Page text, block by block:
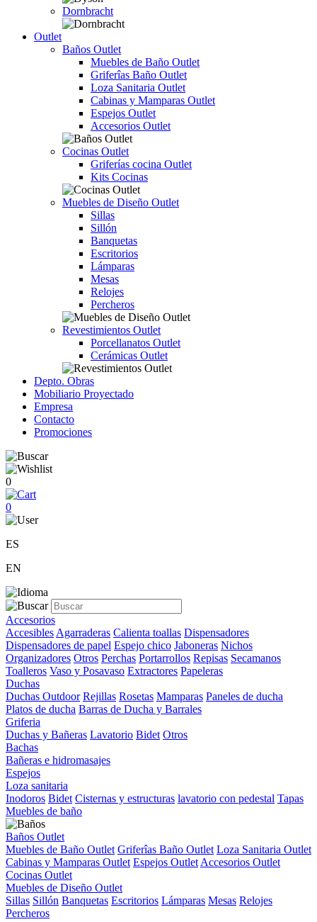
Dornbracht
Outlet
Baños Outlet
Muebles de Baño Outlet
Griferîas Baño Outlet
Loza Sanitaria Outlet
Cabinas y Mamparas Outlet
Espejos Outlet
Accesorios Outlet
Cocinas Outlet
Griferías cocina Outlet
Kits Cocinas
Muebles de Diseño Outlet
Sillas
Sillón
Banquetas
Escritorios
Lámparas
Mesas
Relojes
Percheros
Revestimientos Outlet
Porcellanatos Outlet
Cerámicas Outlet
Depto. Obras
Mobiliario Proyectado
Empresa
Contacto
Promociones
0
0
ES
EN
Accesorios
Accesibles Agarraderas Calienta toallas Dispensadores
Dispensadores de papel Espejo chico Jaboneras Nichos
Organizadores Otros Perchas Portarrollos Repisas Secamanos
Toalleros Vaso y Posavaso Extractores Papeleras
Duchas
Duchas Outdoor Rejillas Rosetas Mamparas Paneles de ducha
Platos de ducha Barras de Ducha y Barrales
Griferia
Duchas y Bañeras Lavatorio Bidet Otros
Bachas
Bañeras e hidromasajes
Espejos
Loza sanitaria
Inodoros Bidet Cisternas y estructuras lavatorio con pedestal Tapas
Muebles de baño
Baños Outlet
Muebles de Baño Outlet Griferîas Baño Outlet Loza Sanitaria Outlet
Cabinas y Mamparas Outlet Espejos Outlet Accesorios Outlet
Cocinas Outlet
Muebles de Diseño Outlet
Sillas Sillón Banquetas Escritorios Lámparas Mesas Relojes
Percheros